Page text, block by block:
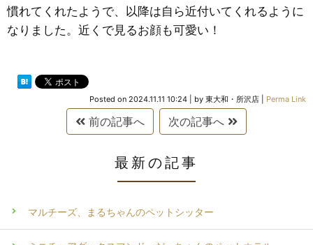
慣れてくれたようで、以降は自ら近付いてくれるように
なりました。近くで見るお顔も可愛い！
Posted on 2024.11.11 10:24 by 東大和・所沢店 Perma Link
前の記事へ 次の記事へ
最新の記事
マルチーズ、まるちゃんのペットシッター